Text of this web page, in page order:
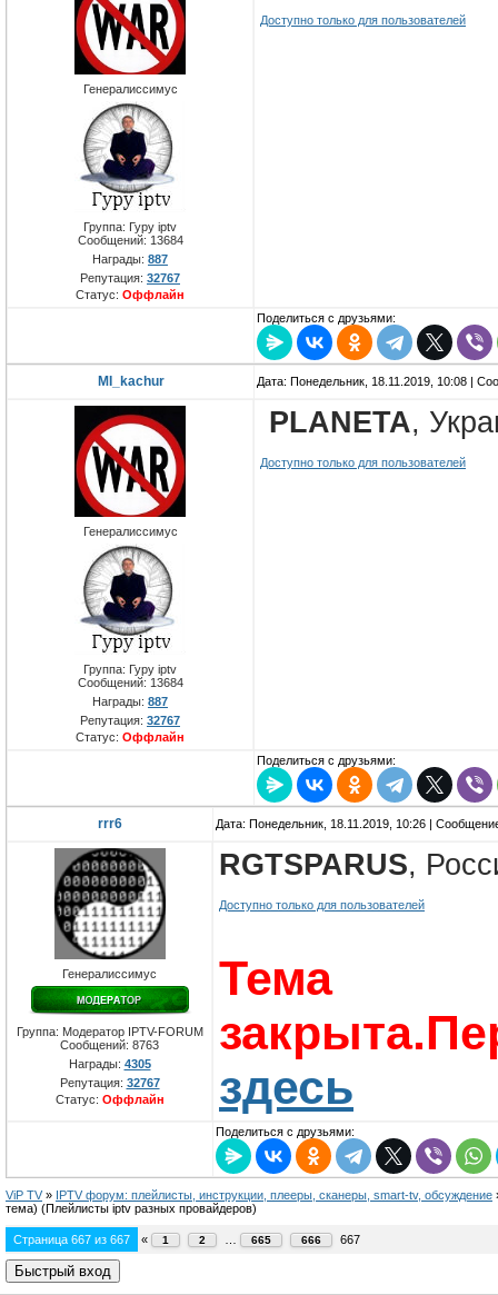
Генералиссимус
Группа: Гуру iptv
Сообщений: 13684
Награды: 887
Репутация: 32767
Статус: Оффлайн
Доступно только для пользователей
Поделиться с друзьями:
MI_kachur Дата: Понедельник, 18.11.2019, 10:08 |
Генералиссимус
Группа: Гуру iptv
Сообщений: 13684
Награды: 887
Репутация: 32767
Статус: Оффлайн
PLANETA,
Доступно только для пользователей
Поделиться с друзьями:
rrr6 Дата: Понедельник, 18.11.2019, 10:26 |
Генералиссимус
Группа: Модератор IPTV-FORUM
Сообщений: 8763
Награды: 4305
Репутация: 32767
Статус: Оффлайн
RGTSPARUS,
Доступно только для пользователей
Тема
здесь
Поделиться с друзьями:
ViP TV » IPTV форум: плейлисты, инструкции, плееры, сканеры, smart-tv, обсуждение
тема) (Плейлисты iptv разных провайдеров)
Страница 667 из 667 « 1 2 665 666 667